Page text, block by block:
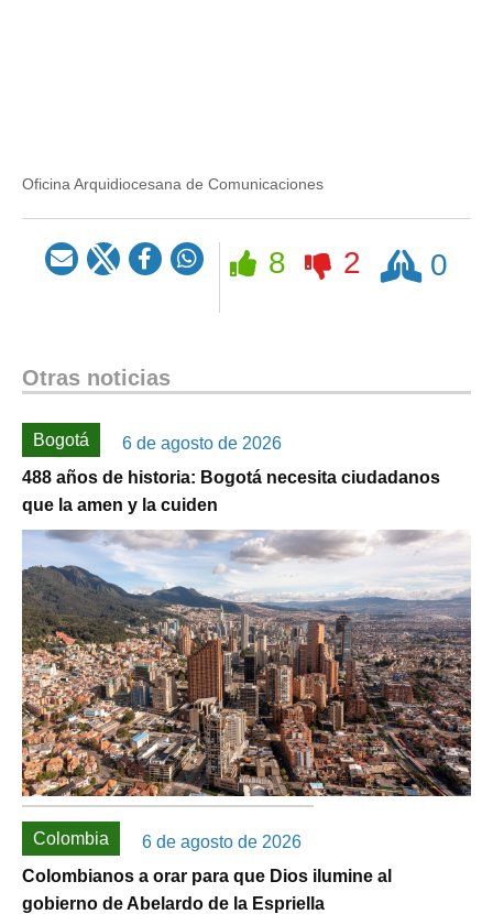
Oficina Arquidiocesana de Comunicaciones
8 2
Rezar 0
Otras noticias
Bogotá
6 de agosto de 2026
488 años de historia: Bogotá necesita ciudadanos
que la amen y la cuiden
Colombia
6 de agosto de 2026
Colombianos a orar para que Dios ilumine al
gobierno de Abelardo de la Espriella